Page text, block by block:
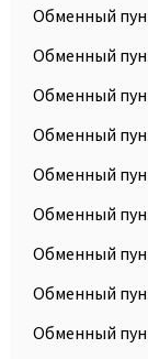
Обменный
Обменный
Обменный
Обменный
Обменный
Обменный
Обменный
Обменный
Обменный